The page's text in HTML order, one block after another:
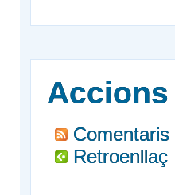
Accions
Comentaris
Retroenllaç